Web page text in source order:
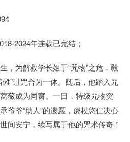
2024年连载已完结；
，为解救学长姐于“咒物”之危，毅
”诅咒合为一体。随后，他踏入咒
薇成为同窗。一日，特级咒物突
爷爷“助人”的遗愿，虎杖悠仁决心
间安宁，续写属于他的咒术传奇！